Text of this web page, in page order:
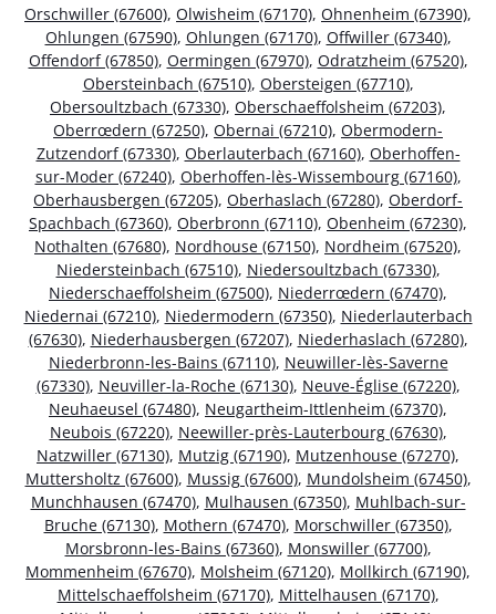
Orschwiller (67600), Olwisheim (67170), Ohnenheim (67390),
Ohlungen (67590), Ohlungen (67170), Offwiller (67340),
Offendorf (67850), Oermingen (67970), Odratzheim (67520),
Obersteinbach (67510), Obersteigen (67710),
Obersoultzbach (67330), Oberschaeffolsheim (67203),
Oberrœdern (67250), Obernai (67210), Obermodern-
Zutzendorf (67330), Oberlauterbach (67160), Oberhoffen-
sur-Moder (67240), Oberhoffen-lès-Wissembourg (67160),
Oberhausbergen (67205), Oberhaslach (67280), Oberdorf-
Spachbach (67360), Oberbronn (67110), Obenheim (67230),
Nothalten (67680), Nordhouse (67150), Nordheim (67520),
Niedersteinbach (67510), Niedersoultzbach (67330),
Niederschaeffolsheim (67500), Niederrœdern (67470),
Niedernai (67210), Niedermodern (67350), Niederlauterbach
(67630), Niederhausbergen (67207), Niederhaslach (67280),
Niederbronn-les-Bains (67110), Neuwiller-lès-Saverne
(67330), Neuviller-la-Roche (67130), Neuve-Église (67220),
Neuhaeusel (67480), Neugartheim-Ittlenheim (67370),
Neubois (67220), Neewiller-près-Lauterbourg (67630),
Natzwiller (67130), Mutzig (67190), Mutzenhouse (67270),
Muttersholtz (67600), Mussig (67600), Mundolsheim (67450),
Munchhausen (67470), Mulhausen (67350), Muhlbach-sur-
Bruche (67130), Mothern (67470), Morschwiller (67350),
Morsbronn-les-Bains (67360), Monswiller (67700),
Mommenheim (67670), Molsheim (67120), Mollkirch (67190),
Mittelschaeffolsheim (67170), Mittelhausen (67170),